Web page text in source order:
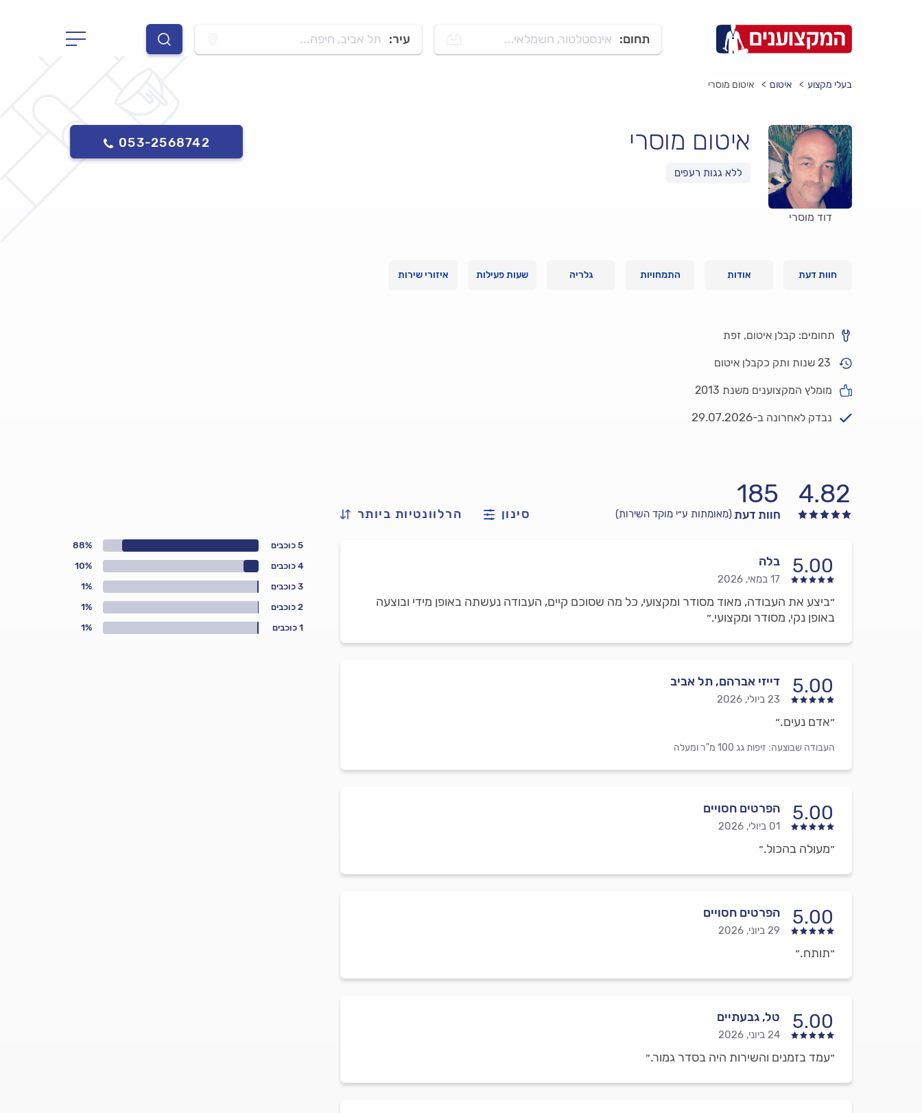
תחום: אינסטלטור, חשמלאי... עיר: תל אביב, חיפה...
בעלי מקצוע איטום איטום מוסרי
דוד מוסרי
איטום מוסרי 053-2568742
חוות דעת אודות התמחויות גלריה שעות פעילות איזורי שירות
תחומים: קבלן איטום, זפת
23 שנות ותק כקבלן איטום
מומלץ המקצוענים משנת 2013
נבדק לאחרונה ב-29.07.2026
4.82
185
חוות דעת(מאומתות ע״י מוקד השירות) סינון הרלוונטיות ביותר
1 כוכבים 1%
2 כוכבים 1%
3 כוכבים 1%
4 כוכבים 10%
5 כוכבים 88%
5.00 בלה
17 במאי, 2026
״ביצע את העבודה, מאוד מסודר ומקצועי, כל מה שסוכם קיים, העבודה נעשתה באופן מידי ובוצעה
באופן נקי, מסודר ומקצועי.״
5.00 דייזי אברהם, תל אביב
23 ביולי, 2026
״אדם נעים.״
העבודה שבוצעה: זיפות גג 100 מ"ר ומעלה
5.00 הפרטים חסויים
01 ביולי, 2026
״מעולה בהכול.״
5.00 הפרטים חסויים
29 ביוני, 2026
״תותח.״
5.00 טל, גבעתיים
24 ביוני, 2026
״עמד בזמנים והשירות היה בסדר גמור.״